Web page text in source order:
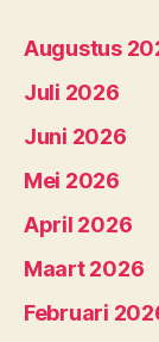
Augustus
Juli 2026
Juni 2026
Mei 2026
April 2026
Maart 2026
Februari